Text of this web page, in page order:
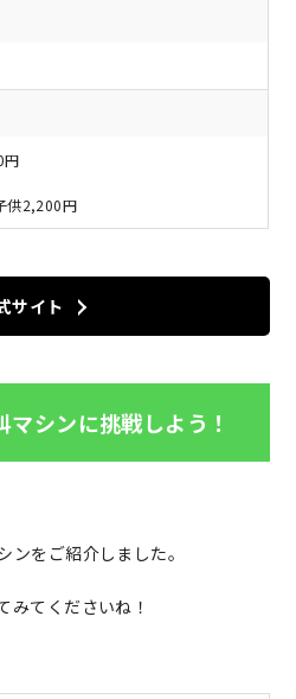
円
供2,200円
サイト
シンに挑戦しよう！
ンをご紹介しました。
みてくださいね！